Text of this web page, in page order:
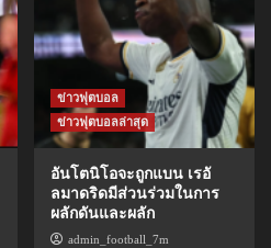
ข่าวฟุตบอล
ข่าวฟุตบอลล่าสุด
อันโตนิโอจะถูกแบน เรอั
ลมาดริดมีส่วนร่วมในการ
ผลักดันและผลัก
admin_football_7m